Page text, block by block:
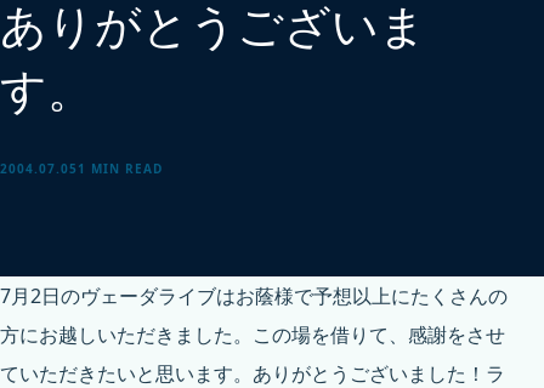
ありがとうございま
す。
2004.07.05 1 MIN READ
7月2日のヴェーダライブはお蔭様で予想以上にたくさんの
方にお越しいただきました。この場を借りて、感謝をさせ
ていただきたいと思います。ありがとうございました！ラ